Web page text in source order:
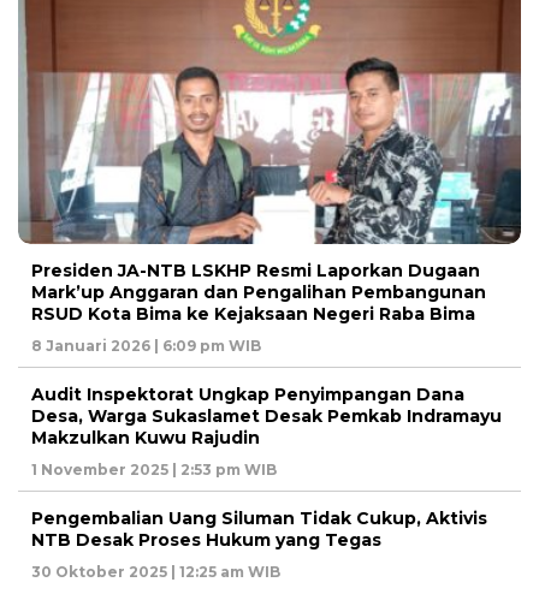
Presiden JA-NTB LSKHP Resmi Laporkan Dugaan
Mark’up Anggaran dan Pengalihan Pembangunan
RSUD Kota Bima ke Kejaksaan Negeri Raba Bima
8 Januari 2026 | 6:09 pm WIB
Audit Inspektorat Ungkap Penyimpangan Dana
Desa, Warga Sukaslamet Desak Pemkab Indramayu
Makzulkan Kuwu Rajudin
1 November 2025 | 2:53 pm WIB
Pengembalian Uang Siluman Tidak Cukup, Aktivis
NTB Desak Proses Hukum yang Tegas
30 Oktober 2025 | 12:25 am WIB